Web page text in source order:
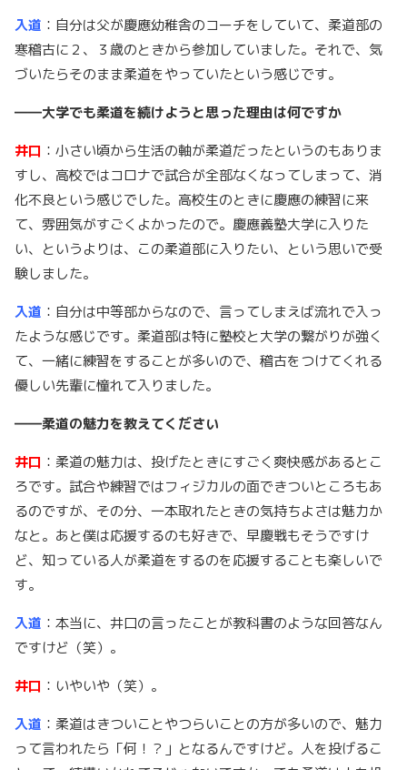
入道 ：自分は父が慶應幼稚舎のコーチをしていて、柔道部の
寒稽古に２、３歳のときから参加していました。それで、気
づいたらそのまま柔道をやっていたという感じです。
――大学でも柔道を続けようと思った理由は何ですか
井口 ：小さい頃から生活の軸が柔道だったというのもありま
すし、高校ではコロナで試合が全部なくなってしまって、消
化不良という感じでした。高校生のときに慶應の練習に来
て、雰囲気がすごくよかったので。慶應義塾大学に入りた
い、というよりは、この柔道部に入りたい、という思いで受
験しました。
入道 ：自分は中等部からなので、言ってしまえば流れで入っ
たような感じです。柔道部は特に塾校と大学の繋がりが強く
て、一緒に練習をすることが多いので、稽古をつけてくれる
優しい先輩に憧れて入りました。
――柔道の魅力を教えてください
井口 ：柔道の魅力は、投げたときにすごく爽快感があるとこ
ろです。試合や練習ではフィジカルの面できついところもあ
るのですが、その分、一本取れたときの気持ちよさは魅力か
なと。あと僕は応援するのも好きで、早慶戦もそうですけ
ど、知っている人が柔道をするのを応援することも楽しいで
す。
入道 ：本当に、井口の言ったことが教科書のような回答なん
ですけど（笑）。
井口 ：いやいや（笑）。
入道 ：柔道はきついことやつらいことの方が多いので、魅力
って言われたら「何！？」となるんですけど。人を投げるこ